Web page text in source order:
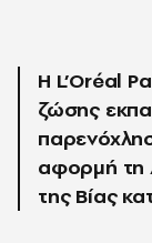
Η L’Oréal
ζώσης
αφορμή τη
της Βίας